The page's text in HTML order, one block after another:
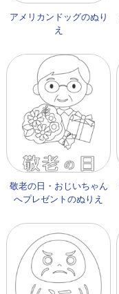
アメリカンドッグのぬり
え
敬老の日・おじいちゃん
へプレゼントのぬりえ